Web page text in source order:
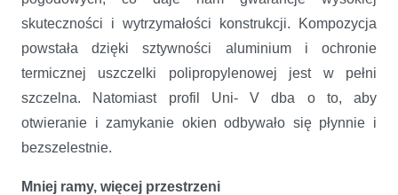
skuteczności i wytrzymałości konstrukcji. Kompozycja
powstała dzięki sztywności aluminium i ochronie
termicznej uszczelki polipropylenowej jest w pełni
szczelna. Natomiast profil Uni- V dba o to, aby
otwieranie i zamykanie okien odbywało się płynnie i
bezszelestnie.
Mniej ramy, więcej przestrzeni